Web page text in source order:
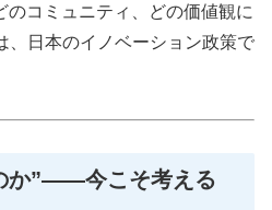
のコミュニティ、どの価値観に
、日本のイノベーション政策で
か”――今こそ考える